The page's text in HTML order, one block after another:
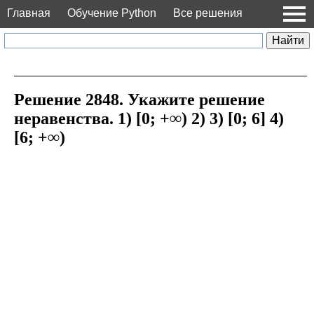
Главная Обучение Python Все решения
Решение 2848. Укажите решение
неравенства. 1) [0; +∞) 2) 3) [0; 6] 4)
[6; +∞)